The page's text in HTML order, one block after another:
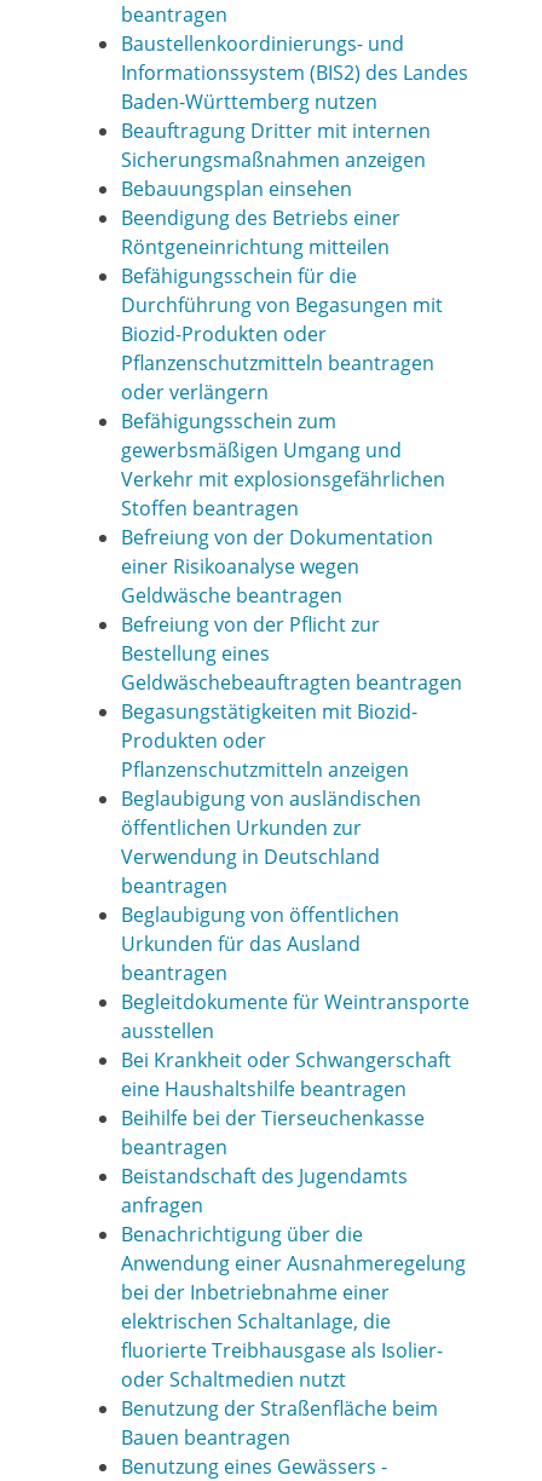
beantragen
Baustellenkoordinierungs- und
Informationssystem (BIS2) des Landes
Baden-Württemberg nutzen
Beauftragung Dritter mit internen
Sicherungsmaßnahmen anzeigen
Bebauungsplan einsehen
Beendigung des Betriebs einer
Röntgeneinrichtung mitteilen
Befähigungsschein für die
Durchführung von Begasungen mit
Biozid-Produkten oder
Pflanzenschutzmitteln beantragen
oder verlängern
Befähigungsschein zum
gewerbsmäßigen Umgang und
Verkehr mit explosionsgefährlichen
Stoffen beantragen
Befreiung von der Dokumentation
einer Risikoanalyse wegen
Geldwäsche beantragen
Befreiung von der Pflicht zur
Bestellung eines
Geldwäschebeauftragten beantragen
Begasungstätigkeiten mit Biozid-
Produkten oder
Pflanzenschutzmitteln anzeigen
Beglaubigung von ausländischen
öffentlichen Urkunden zur
Verwendung in Deutschland
beantragen
Beglaubigung von öffentlichen
Urkunden für das Ausland
beantragen
Begleitdokumente für Weintransporte
ausstellen
Bei Krankheit oder Schwangerschaft
eine Haushaltshilfe beantragen
Beihilfe bei der Tierseuchenkasse
beantragen
Beistandschaft des Jugendamts
anfragen
Benachrichtigung über die
Anwendung einer Ausnahmeregelung
bei der Inbetriebnahme einer
elektrischen Schaltanlage, die
fluorierte Treibhausgase als Isolier-
oder Schaltmedien nutzt
Benutzung der Straßenfläche beim
Bauen beantragen
Benutzung eines Gewässers -